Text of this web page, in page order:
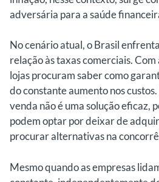
adversária para a saúde
No cenário atual, o Brasil
relação às taxas comerciais.
lojas procuram saber como
do constante aumento nos
venda não é uma solução eficaz,
podem optar por deixar de
procurar alternativas na
Mesmo quando as empresas